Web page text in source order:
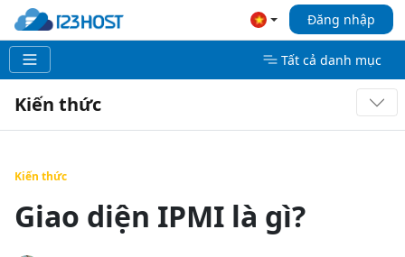
Đăng nhập
Tất cả danh mục
Kiến thức
Kiến thức
Giao diện IPMI là gì?